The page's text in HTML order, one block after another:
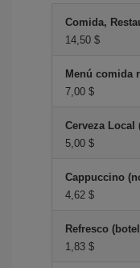
Comida,
14,50 $
Menú comida
7,00 $
Cerveza Local
5,00 $
Cappuccino
4,62 $
Refresco
1,83 $